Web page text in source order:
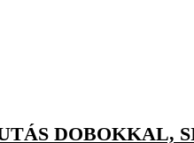
DOBOKKAL,